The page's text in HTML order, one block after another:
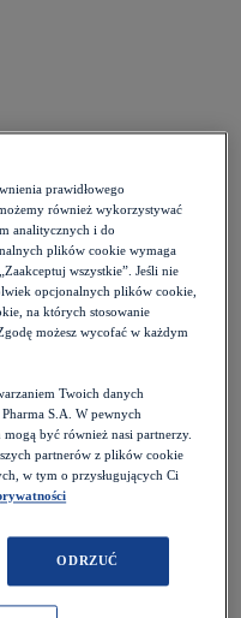
prawidłowego
również wykorzystywać
analitycznych i do
plików cookie wymaga
wszystkie”. Jeśli nie
opcjonalnych plików cookie,
na których stosowanie
możesz wycofać w każdym
Twoich danych
S.A. W pewnych
być również nasi partnerzy.
partnerów z plików cookie
w tym o przysługujących Ci
ODRZUĆ